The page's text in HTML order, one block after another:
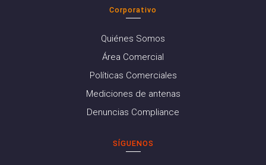
Corporativo
Quiénes Somos
Área Comercial
Políticas Comerciales
Mediciones de antenas
Denuncias Compliance
SÍGUENOS